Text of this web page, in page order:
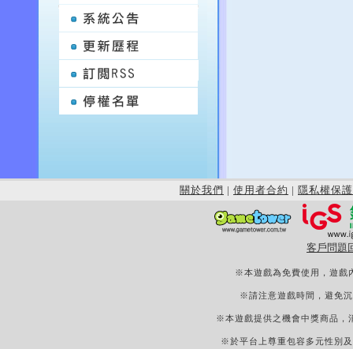
關於我們 | 使用者合約 | 隱私權保護
客戶問題
※本遊戲為免費使用，遊戲
※請注意遊戲時間，避免
※本遊戲提供之機會中獎商品，
※於平台上尊重包容多元性別